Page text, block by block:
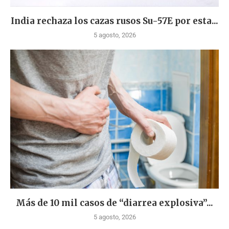
India rechaza los cazas rusos Su-57E por esta...
5 agosto, 2026
Más de 10 mil casos de “diarrea explosiva”...
5 agosto, 2026